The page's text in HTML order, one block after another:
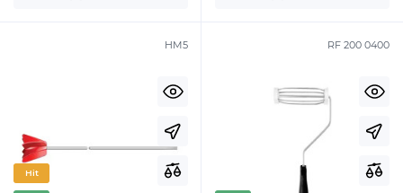
HM5
Hit
RF 200 0400